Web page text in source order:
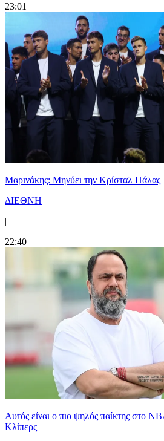
23:01
Μαρινάκης: Μηνύει την Κρίσταλ Πάλας
ΔΙΕΘΝΗ
|
22:40
Αυτός είναι ο πιο ψηλός παίκτης στο
Κλίπερς